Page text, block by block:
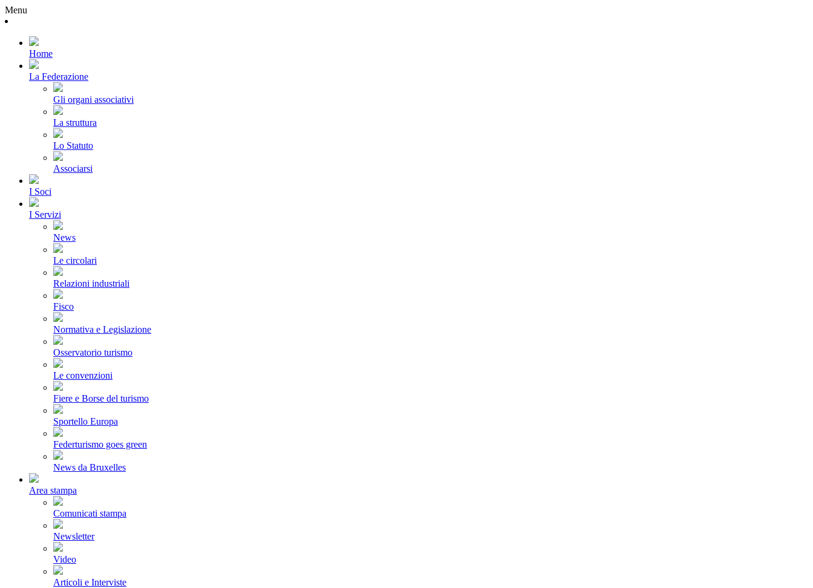
Menu
Home
La Federazione
Gli organi associativi
La struttura
Lo Statuto
Associarsi
I Soci
I Servizi
News
Le circolari
Relazioni industriali
Fisco
Normativa e Legislazione
Osservatorio turismo
Le convenzioni
Fiere e Borse del turismo
Sportello Europa
Federturismo goes green
News da Bruxelles
Area stampa
Comunicati stampa
Newsletter
Video
Articoli e Interviste